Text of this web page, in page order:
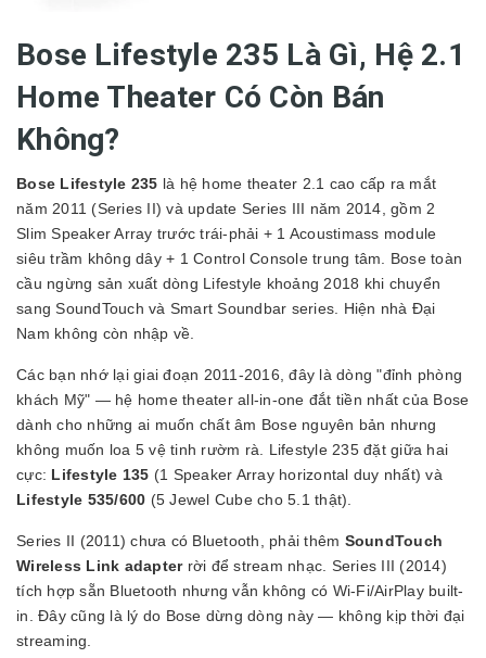
Bose Lifestyle 235 Là Gì, Hệ 2.1
Home Theater Có Còn Bán
Không?
Bose Lifestyle 235 là hệ home theater 2.1 cao cấp ra mắt
năm 2011 (Series II) và update Series III năm 2014, gồm 2
Slim Speaker Array trước trái-phải + 1 Acoustimass module
siêu trầm không dây + 1 Control Console trung tâm. Bose toàn
cầu ngừng sản xuất dòng Lifestyle khoảng 2018 khi chuyển
sang SoundTouch và Smart Soundbar series. Hiện nhà Đại
Nam không còn nhập về.
Các bạn nhớ lại giai đoạn 2011-2016, đây là dòng "đỉnh phòng
khách Mỹ" — hệ home theater all-in-one đắt tiền nhất của Bose
dành cho những ai muốn chất âm Bose nguyên bản nhưng
không muốn loa 5 vệ tinh rườm rà. Lifestyle 235 đặt giữa hai
cực: Lifestyle 135 (1 Speaker Array horizontal duy nhất) và
Lifestyle 535/600 (5 Jewel Cube cho 5.1 thật).
Series II (2011) chưa có Bluetooth, phải thêm SoundTouch
Wireless Link adapterrời để stream nhạc. Series III (2014)
tích hợp sẵn Bluetooth nhưng vẫn không có Wi-Fi/AirPlay built-
in. Đây cũng là lý do Bose dừng dòng này — không kịp thời đại
streaming.